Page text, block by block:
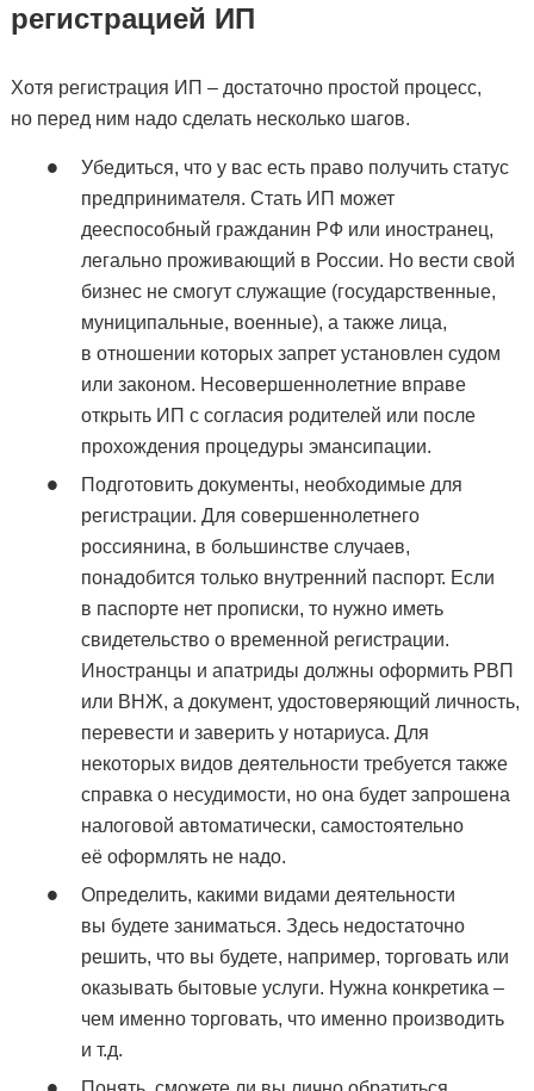
регистрацией ИП
Хотя регистрация ИП – достаточно простой процесс,
но перед ним надо сделать несколько шагов.
Убедиться, что у вас есть право получить статус
предпринимателя. Стать ИП может
дееспособный гражданин РФ или иностранец,
легально проживающий в России. Но вести свой
бизнес не смогут служащие (государственные,
муниципальные, военные), а также лица,
в отношении которых запрет установлен судом
или законом. Несовершеннолетние вправе
открыть ИП с согласия родителей или после
прохождения процедуры эмансипации.
Подготовить документы, необходимые для
регистрации. Для совершеннолетнего
россиянина, в большинстве случаев,
понадобится только внутренний паспорт. Если
в паспорте нет прописки, то нужно иметь
свидетельство о временной регистрации.
Иностранцы и апатриды должны оформить РВП
или ВНЖ, а документ, удостоверяющий личность,
перевести и заверить у нотариуса. Для
некоторых видов деятельности требуется также
справка о несудимости, но она будет запрошена
налоговой автоматически, самостоятельно
её оформлять не надо.
Определить, какими видами деятельности
вы будете заниматься. Здесь недостаточно
решить, что вы будете, например, торговать или
оказывать бытовые услуги. Нужна конкретика –
чем именно торговать, что именно производить
и т.д.